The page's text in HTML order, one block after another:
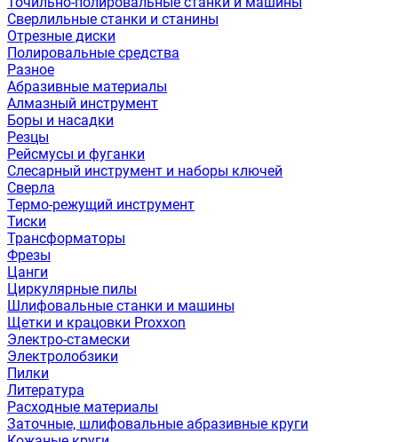
Сверлильные станки и станины
Отрезные диски
Полировальные средства
Разное
Абразивные материалы
Алмазный инструмент
Боры и насадки
Резцы
Рейсмусы и фуганки
Слесарный инструмент и наборы ключей
Сверла
Термо-режущий инструмент
Тиски
Трансформаторы
Фрезы
Цанги
Циркулярные пилы
Шлифовальные станки и машины
Щетки и крацовки Proxxon
Электро-стамески
Электролобзики
Пилки
Литература
Расходные материалы
Заточные, шлифовальные абразивные круги